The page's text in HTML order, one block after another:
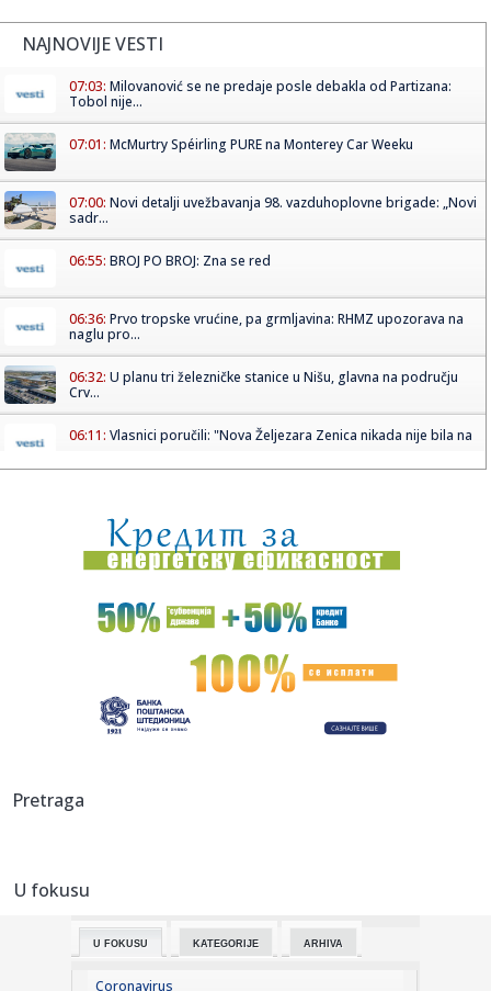
NAJNOVIJE VESTI
07:03: Milovanović se ne predaje posle debakla od Partizana:
Tobol nije...
07:01: McMurtry Spéirling PURE na Monterey Car Weeku
07:00: Novi detalji uvežbavanja 98. vazduhoplovne brigade: „Novi
sadr...
06:55: BROJ PO BROJ: Zna se red
06:36: Prvo tropske vrućine, pa grmljavina: RHMZ upozorava na
naglu pro...
06:32: U planu tri železničke stanice u Nišu, glavna na području
Crv...
06:11: Vlasnici poručili: "Nova Željezara Zenica nikada nije bila na
06:11:Alarm iz Doboja: Procjedne vode iz deponije završavaju u
rijeci ...
06:01:Streljaštvo: Pančevac Aleksa Rakonjac osvojio zlato i
srebro na...
Рецепт дана: Паста са фета сиром и ...
01:21:Mercedes-AMG GT 53 4-Door Coupe
00:34:
00:29:
Evropa gori! Još jedan toplotni talas, cela Italija pod
Pretraga
U fokusu
U FOKUSU KATEGORIJE ARHIVA
Coronavirus